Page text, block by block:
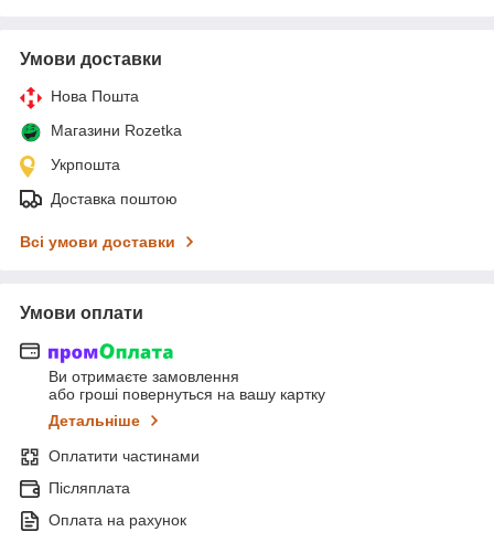
Умови доставки
Нова Пошта
Магазини Rozetka
Укрпошта
Доставка поштою
Всі умови доставки
Умови оплати
Ви отримаєте замовлення
або гроші повернуться на вашу картку
Детальніше
Оплатити частинами
Післяплата
Оплата на рахунок